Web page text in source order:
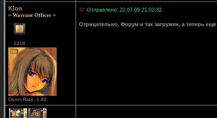
Klon
= Warrant Officer =
1218
Doom Rate: 1.40
Отправлено: 22.07.09 21:02:32
Отрицательно. Форум и так загружен, а теперь ещё
1 2